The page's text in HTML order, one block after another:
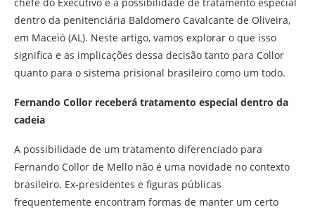
dentro da penitenciária Baldomero Cavalcante de Oliveira,
em Maceió (AL). Neste artigo, vamos explorar o que isso
significa e as implicações dessa decisão tanto para Collor
quanto para o sistema prisional brasileiro como um todo.
Fernando Collor receberá tratamento especial dentro da
cadeia
A possibilidade de um tratamento diferenciado para
Fernando Collor de Mello não é uma novidade no contexto
brasileiro. Ex-presidentes e figuras públicas
frequentemente encontram formas de manter um certo